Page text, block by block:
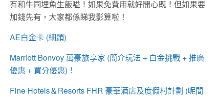
有和牛同埋魚生飯嗌！如果免費用就好開心既！但如果要
加錢先有，大家都係睇我影算啦！
AE白金卡 (細頭)
Marriott Bonvoy 萬豪旅享家 (簡介玩法 + 白金挑戰 + 推廣
優惠 + 買分優惠)！
Fine Hotels＆Resorts FHR 豪華酒店及度假村計劃 (呢間